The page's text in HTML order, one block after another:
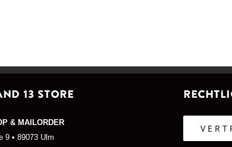
13 STORE
& MAILORDER
9 • 89073 Ulm